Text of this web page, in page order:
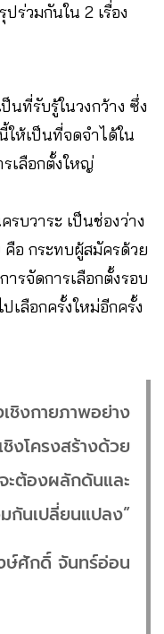
ร่วมกันใน 2 เรื่อง
นที่รับรู้ในวงกว้าง ซึ่ง
ให้เป็นที่จดจำได้ใน
เลือกตั้งใหญ่
บวาระ เป็นช่องว่าง
คือ กระทบผู้สมัครด้วย
รจัดการเลือกตั้งรอบ
เลือกครั้งใหม่อีกครั้ง
ชิงกายภาพอย่าง
งโครงสร้างด้วย
ะต้องผลักดันและ
กันเปลี่ยนแปลง”
ศักดิ์ จันทร์อ่อน